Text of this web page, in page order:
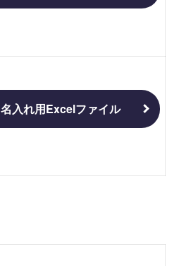
名入れ用Excelファイル